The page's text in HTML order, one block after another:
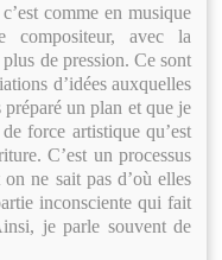
comme en musique
compositeur, avec la
de pression. Ce sont
d’idées auxquelles
préparé un plan et que je
force artistique qu’est
C’est un processus
ne sait pas d’où elles
inconsciente qui fait
je parle souvent de